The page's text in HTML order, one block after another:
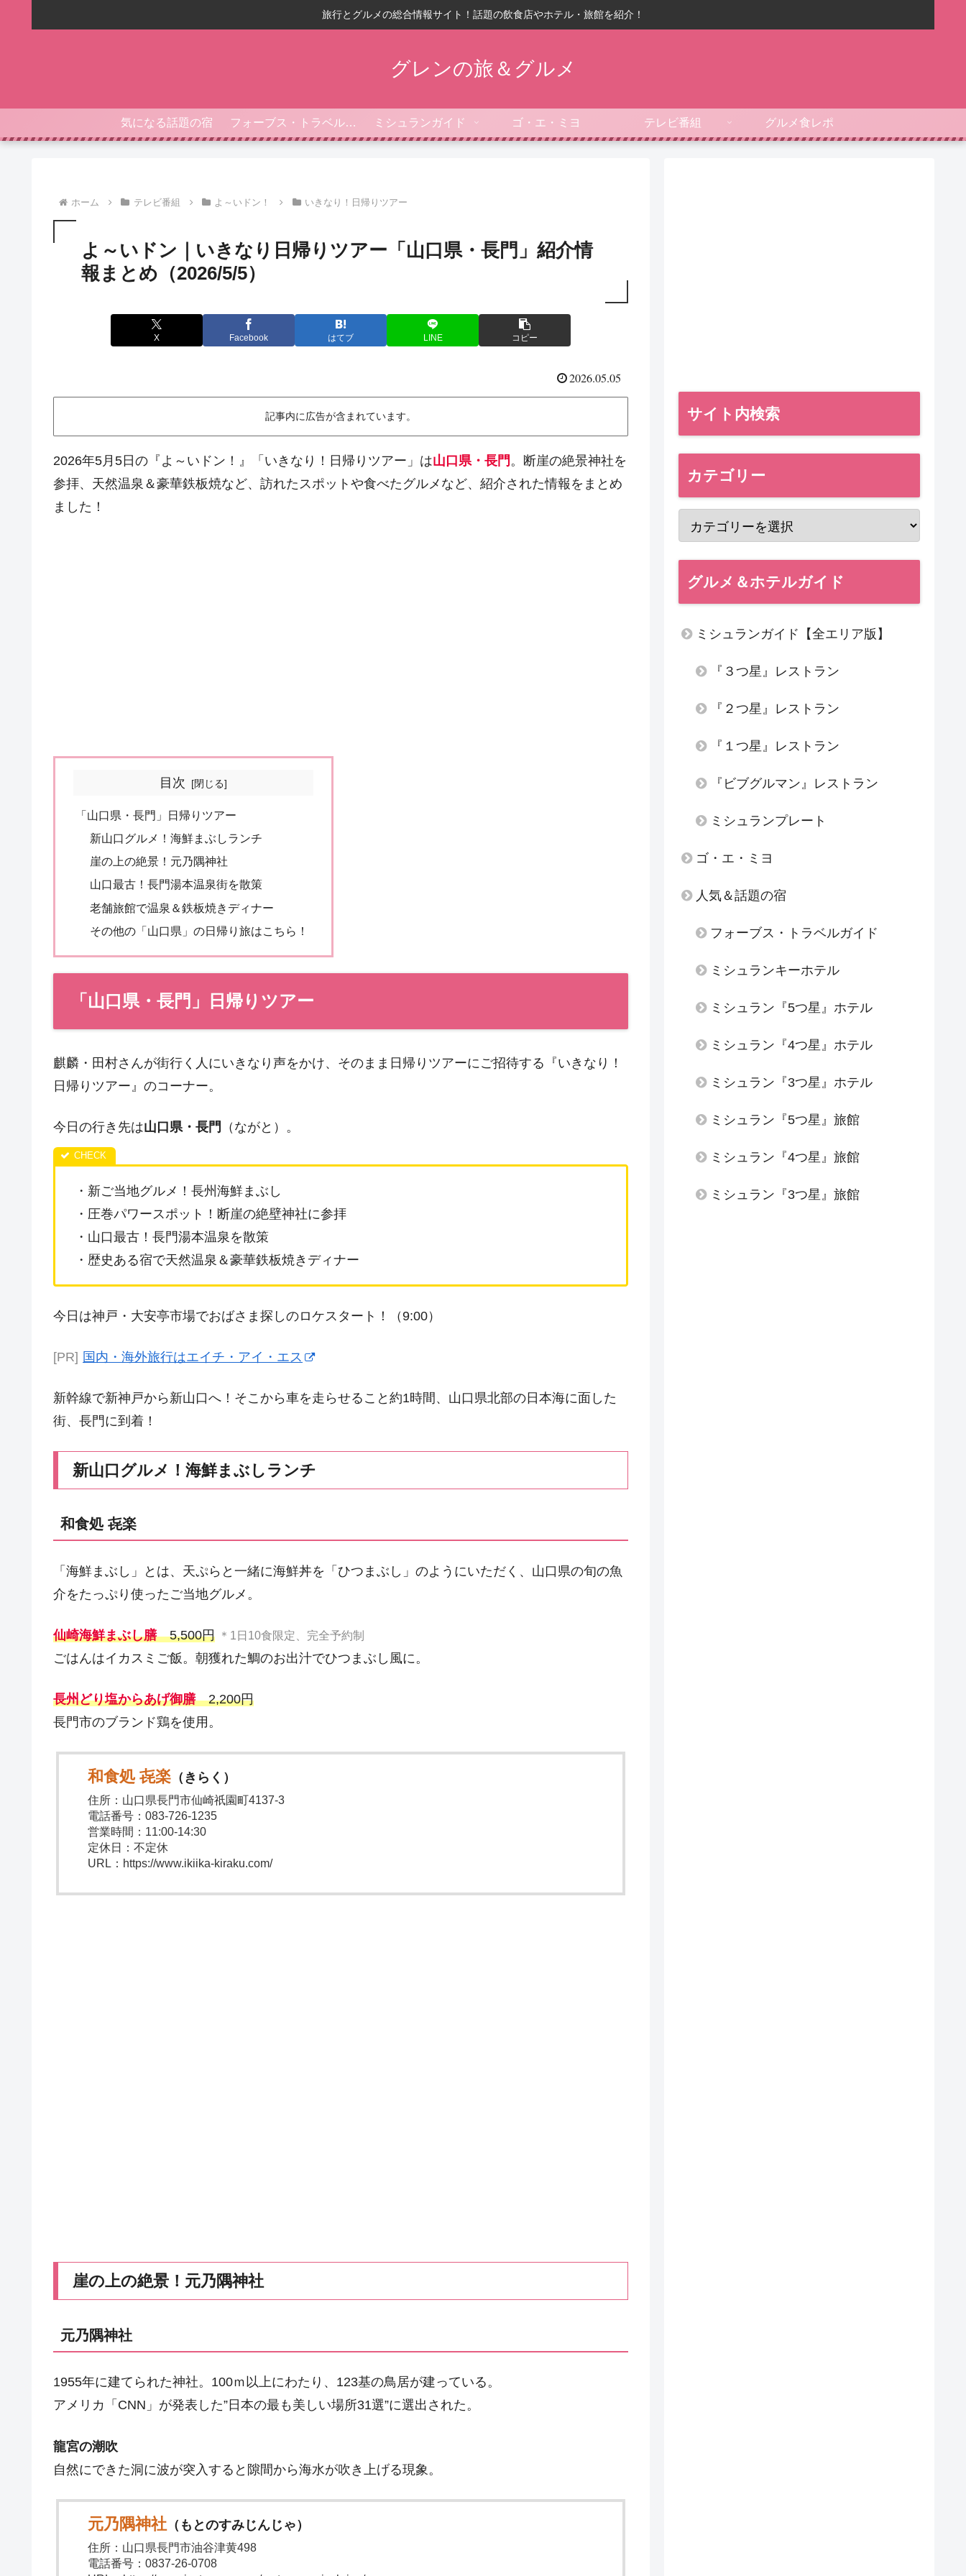
旅行とグルメの総合情報サイト！話題の飲食店やホテル・旅館を紹介！
グレンの旅＆グルメ
気になる話題の宿 フォーブス・トラベルガイド ミシュランガイド ゴ・エ・ミヨ テレビ番組 グルメ食レポ
ホーム テレビ番組 よ～いドン！ いきなり！日帰りツアー
よ～いドン｜いきなり日帰りツアー「山口県・長門」紹介情
報まとめ（2026/5/5）
X Facebook はてブ LINE コピー
2026.05.05
記事内に広告が含まれています。
2026年5月5日の『よ～いドン！』「いきなり！日帰りツアー」は山口県・長門 。断崖の絶景神社を
参拝、天然温泉＆豪華鉄板焼など、訪れたスポットや食べたグルメなど、紹介された情報をまとめ
ました！
目次
「山口県・長門」日帰りツアー
新山口グルメ！海鮮まぶしランチ
崖の上の絶景！元乃隅神社
山口最古！長門湯本温泉街を散策
老舗旅館で温泉＆鉄板焼きディナー
その他の「山口県」の日帰り旅はこちら！
「山口県・長門」日帰りツアー
麒麟・田村さんが街行く人にいきなり声をかけ、そのまま日帰りツアーにご招待する『いきなり！
日帰りツアー』のコーナー。
今日の行き先は山口県・長門 （ながと）。
・新ご当地グルメ！長州海鮮まぶし
・圧巻パワースポット！断崖の絶壁神社に参拝
・山口最古！長門湯本温泉を散策
・歴史ある宿で天然温泉＆豪華鉄板焼きディナー
今日は神戸・大安亭市場でおばさま探しのロケスタート！（9:00）
[PR] 国内・海外旅行はエイチ・アイ・エス
新幹線で新神戸から新山口へ！そこから車を走らせること約1時間、山口県北部の日本海に面した
街、長門に到着！
新山口グルメ！海鮮まぶしランチ
和食処 㐂楽
「海鮮まぶし」とは、天ぷらと一緒に海鮮丼を「ひつまぶし」のようにいただく、山口県の旬の魚
介をたっぷり使ったご当地グルメ。
仙崎海鮮まぶし膳5,500円 ＊1日10食限定、完全予約制
ごはんはイカスミご飯。朝獲れた鯛のお出汁でひつまぶし風に。
長州どり塩からあげ御膳2,200円
長門市のブランド鶏を使用。
和食処 㐂楽 （きらく）
住所：山口県長門市仙崎祇園町4137-3
電話番号：083-726-1235
営業時間：11:00-14:30
定休日：不定休
URL：https://www.ikiika-kiraku.com/
崖の上の絶景！元乃隅神社
元乃隅神社
1955年に建てられた神社。100ｍ以上にわたり、123基の鳥居が建っている。
アメリカ「CNN」が発表した”日本の最も美しい場所31選”に選出された。
龍宮の潮吹
自然にできた洞に波が突入すると隙間から海水が吹き上げる現象。
元乃隅神社 （もとのすみじんじゃ）
住所：山口県長門市油谷津黄498
電話番号：0837-26-0708
サイト内検索
カテゴリー
グルメ＆ホテルガイド
ミシュランガイド【全エリア版】
『３つ星』レストラン
『２つ星』レストラン
『１つ星』レストラン
『ビブグルマン』レストラン
ミシュランプレート
ゴ・エ・ミヨ
人気＆話題の宿
フォーブス・トラベルガイド
ミシュランキーホテル
ミシュラン『5つ星』ホテル
ミシュラン『4つ星』ホテル
ミシュラン『3つ星』ホテル
ミシュラン『5つ星』旅館
ミシュラン『4つ星』旅館
ミシュラン『3つ星』旅館